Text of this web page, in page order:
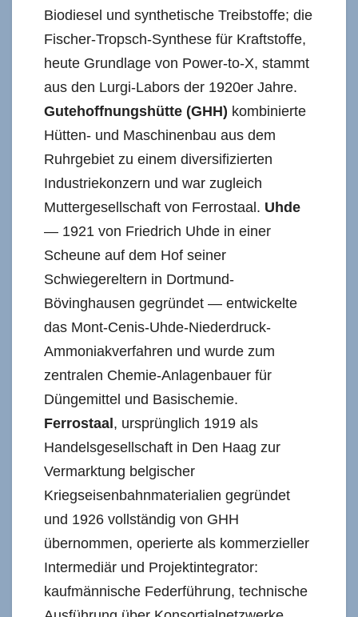
Biodiesel und synthetische Treibstoffe; die
Fischer-Tropsch-Synthese für Kraftstoffe,
heute Grundlage von Power-to-X, stammt
aus den Lurgi-Labors der 1920er Jahre.
Gutehoffnungshütte (GHH) kombinierte
Hütten- und Maschinenbau aus dem
Ruhrgebiet zu einem diversifizierten
Industriekonzern und war zugleich
Muttergesellschaft von Ferrostaal. Uhde
— 1921 von Friedrich Uhde in einer
Scheune auf dem Hof seiner
Schwiegereltern in Dortmund-
Bövinghausen gegründet — entwickelte
das Mont-Cenis-Uhde-Niederdruck-
Ammoniakverfahren und wurde zum
zentralen Chemie-Anlagenbauer für
Düngemittel und Basischemie.
Ferrostaal, ursprünglich 1919 als
Handelsgesellschaft in Den Haag zur
Vermarktung belgischer
Kriegseisenbahnmaterialien gegründet
und 1926 vollständig von GHH
übernommen, operierte als kommerzieller
Intermediär und Projektintegrator:
kaufmännische Federführung, technische